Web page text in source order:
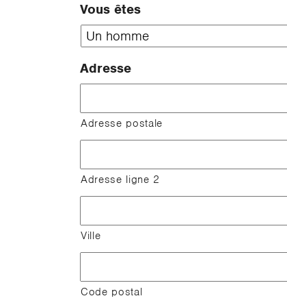
Vous êtes
Adresse
Adresse postale
Adresse ligne 2
Ville
Code postal